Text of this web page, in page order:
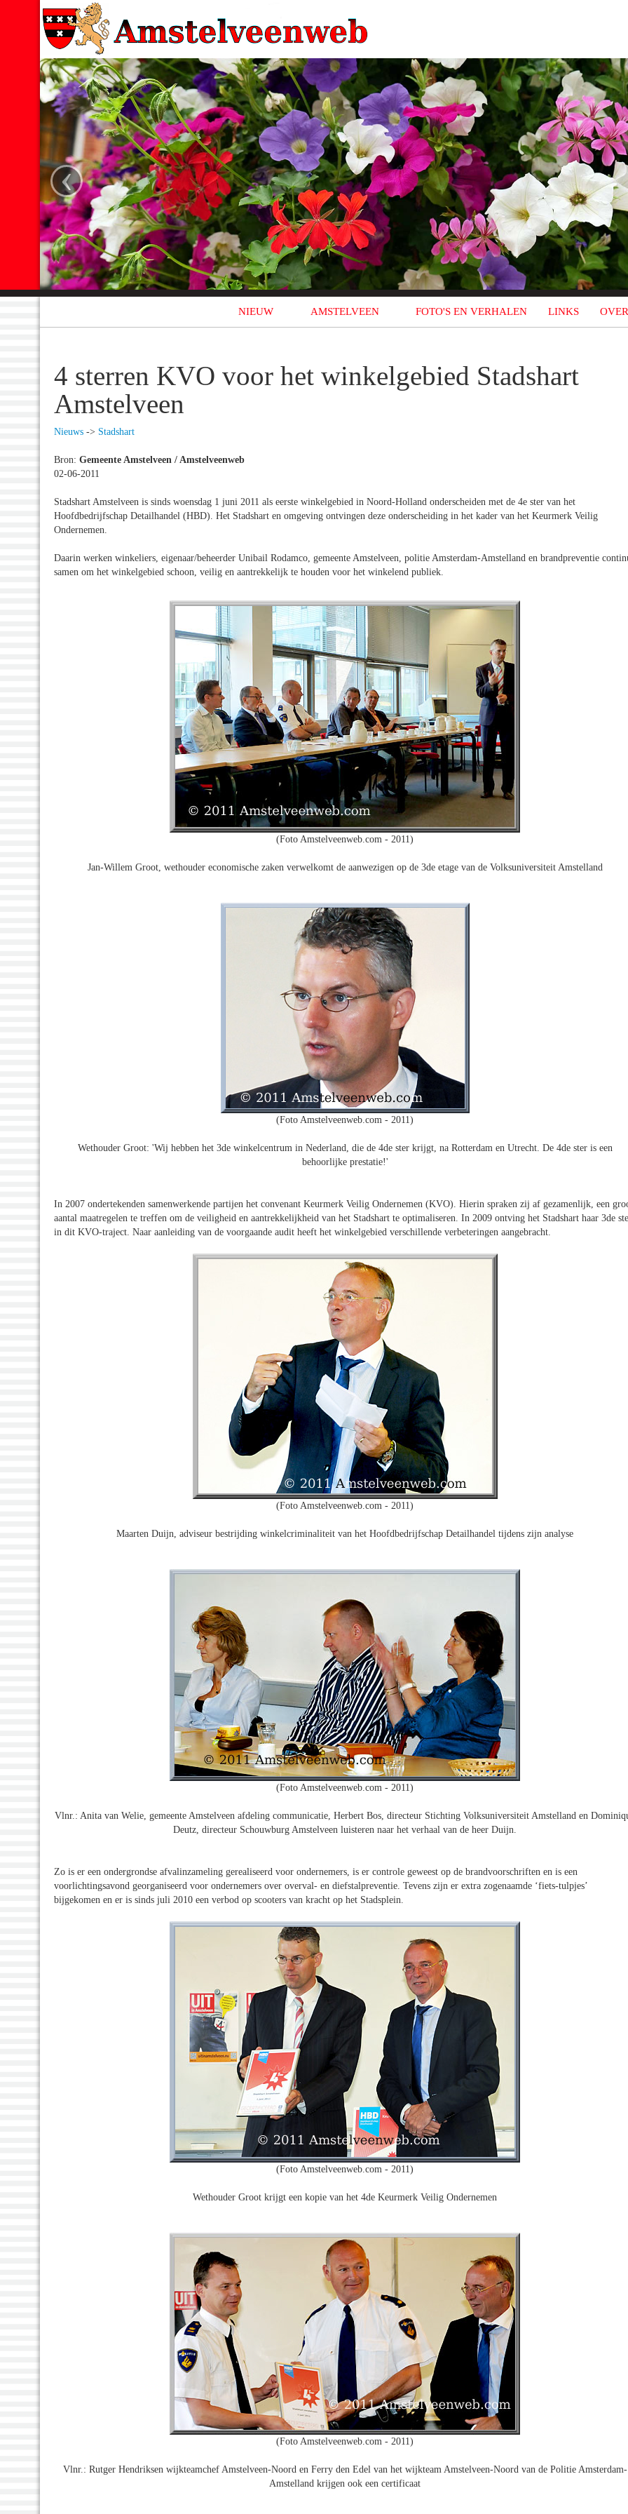
‹
NIEUW AMSTELVEEN FOTO'S EN VERHALEN LINKS
4 sterren KVO voor het winkelgebied Stadshart
Amstelveen
Nieuws -> Stadshart
Bron: Gemeente Amstelveen / Amstelveenweb
02-06-2011
Stadshart Amstelveen is sinds woensdag 1 juni 2011 als eerste winkelgebied in Noord-Holland onderscheiden met de 4e ster van het
Hoofdbedrijfschap Detailhandel (HBD). Het Stadshart en omgeving ontvingen deze onderscheiding in het kader van het Keurmerk Veilig
Ondernemen.
Daarin werken winkeliers, eigenaar/beheerder Unibail Rodamco, gemeente Amstelveen, politie Amsterdam-Amstelland en brandpreventie
samen om het winkelgebied schoon, veilig en aantrekkelijk te houden voor het winkelend publiek.
(Foto Amstelveenweb.com - 2011)
Jan-Willem Groot, wethouder economische zaken verwelkomt de aanwezigen op de 3de etage van de Volksuniversiteit Amstelland
(Foto Amstelveenweb.com - 2011)
Wethouder Groot: 'Wij hebben het 3de winkelcentrum in Nederland, die de 4de ster krijgt, na Rotterdam en Utrecht. De 4de ster is een
behoorlijke prestatie!'
In 2007 ondertekenden samenwerkende partijen het convenant Keurmerk Veilig Ondernemen (KVO). Hierin spraken zij af gezamenlijk, een
aantal maatregelen te treffen om de veiligheid en aantrekkelijkheid van het Stadshart te optimaliseren. In 2009 ontving het Stadshart haar 3de
in dit KVO-traject. Naar aanleiding van de voorgaande audit heeft het winkelgebied verschillende verbeteringen aangebracht.
(Foto Amstelveenweb.com - 2011)
Maarten Duijn, adviseur bestrijding winkelcriminaliteit van het Hoofdbedrijfschap Detailhandel tijdens zijn analyse
(Foto Amstelveenweb.com - 2011)
Vlnr.: Anita van Welie, gemeente Amstelveen afdeling communicatie, Herbert Bos, directeur Stichting Volksuniversiteit Amstelland en
Deutz, directeur Schouwburg Amstelveen luisteren naar het verhaal van de heer Duijn.
Zo is er een ondergrondse afvalinzameling gerealiseerd voor ondernemers, is er controle geweest op de brandvoorschriften en is een
voorlichtingsavond georganiseerd voor ondernemers over overval- en diefstalpreventie. Tevens zijn er extra zogenaamde ‘fiets-tulpjes’
bijgekomen en er is sinds juli 2010 een verbod op scooters van kracht op het Stadsplein.
(Foto Amstelveenweb.com - 2011)
Wethouder Groot krijgt een kopie van het 4de Keurmerk Veilig Ondernemen
(Foto Amstelveenweb.com - 2011)
Vlnr.: Rutger Hendriksen wijkteamchef Amstelveen-Noord en Ferry den Edel van het wijkteam Amstelveen-Noord van de Politie Amsterdam-
Amstelland krijgen ook een certificaat